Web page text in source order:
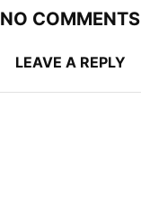
NO COMMENTS
LEAVE A REPLY